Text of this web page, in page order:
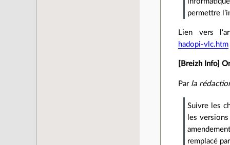
permettre
Lien vers
hadopi-vlc.htm
[Breizh Info]
Par la
Suivre les
les
remplacé